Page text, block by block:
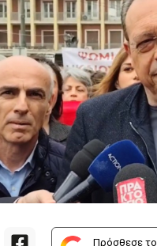
Πρόσθεσε το